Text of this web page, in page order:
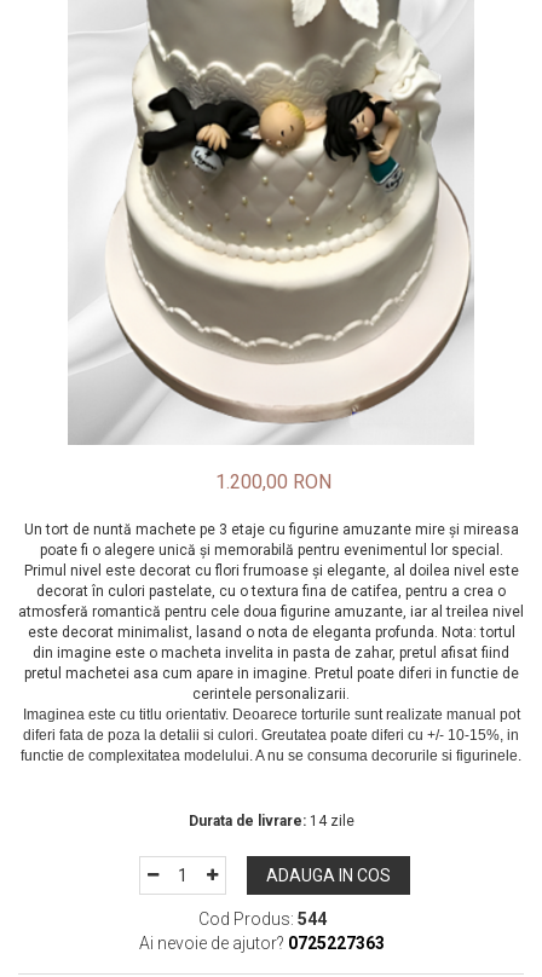
1.200,00 RON
Un tort de nuntă machete pe 3 etaje cu figurine amuzante mire și mireasa
poate fi o alegere unică și memorabilă pentru evenimentul lor special.
Primul nivel este decorat cu flori frumoase și elegante, al doilea nivel este
decorat în culori pastelate, cu o textura fina de catifea, pentru a crea o
atmosferă romantică pentru cele doua figurine amuzante, iar al treilea nivel
este decorat minimalist, lasand o nota de eleganta profunda. Nota: tortul
din imagine este o macheta invelita in pasta de zahar, pretul afisat fiind
pretul machetei asa cum apare in imagine. Pretul poate diferi in functie de
cerintele personalizarii.
Durata de livrare:14 zile
ADAUGA IN COS
Cod Produs: 544
Ai nevoie de ajutor? 0725227363